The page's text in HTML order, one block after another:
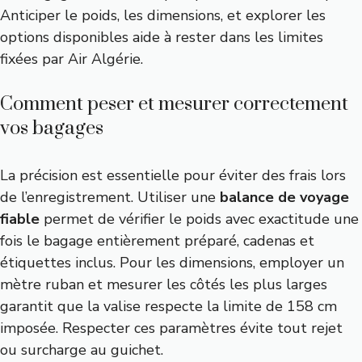
Anticiper le poids, les dimensions, et explorer les
options disponibles aide à rester dans les limites
fixées par Air Algérie.
Comment peser et mesurer correctement
vos bagages
La précision est essentielle pour éviter des frais lors
de l’enregistrement. Utiliser une balance de voyage
fiable permet de vérifier le poids avec exactitude une
fois le bagage entièrement préparé, cadenas et
étiquettes inclus. Pour les dimensions, employer un
mètre ruban et mesurer les côtés les plus larges
garantit que la valise respecte la limite de 158 cm
imposée. Respecter ces paramètres évite tout rejet
ou surcharge au guichet.